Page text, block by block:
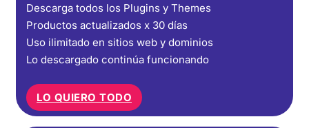
Descarga todos los Plugins y Themes
Productos actualizados x 30 días
Uso ilimitado en sitios web y dominios
Lo descargado continúa funcionando
LO QUIERO TODO